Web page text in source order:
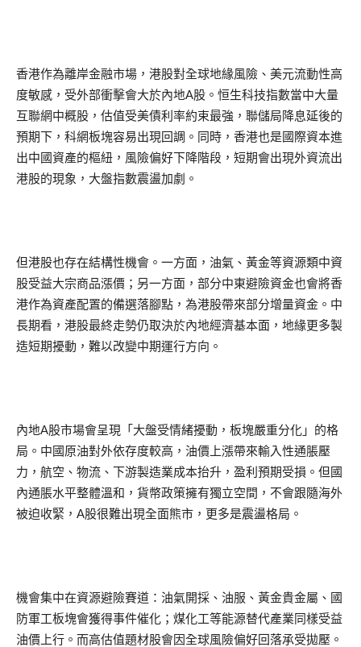
香港作為離岸金融市場，港股對全球地緣風險、美元流動性高
度敏感，受外部衝擊會大於內地A股。恒生科技指數當中大量
互聯網中概股，估值受美債利率約束最強，聯儲局降息延後的
預期下，科網板塊容易出現回調。同時，香港也是國際資本進
出中國資產的樞紐，風險偏好下降階段，短期會出現外資流出
港股的現象，大盤指數震盪加劇。
但港股也存在結構性機會。一方面，油氣、黃金等資源類中資
股受益大宗商品漲價；另一方面，部分中東避險資金也會將香
港作為資產配置的備選落腳點，為港股帶來部分增量資金。中
長期看，港股最終走勢仍取決於內地經濟基本面，地緣更多製
造短期擾動，難以改變中期運行方向。
內地A股市場會呈現「大盤受情緒擾動，板塊嚴重分化」的格
局。中國原油對外依存度較高，油價上漲帶來輸入性通脹壓
力，航空、物流、下游製造業成本抬升，盈利預期受損。但國
內通脹水平整體溫和，貨幣政策擁有獨立空間，不會跟隨海外
被迫收緊，A股很難出現全面熊市，更多是震盪格局。
機會集中在資源避險賽道：油氣開採、油服、黃金貴金屬、國
防軍工板塊會獲得事件催化；煤化工等能源替代產業同樣受益
油價上行。而高估值題材股會因全球風險偏好回落承受拋壓。